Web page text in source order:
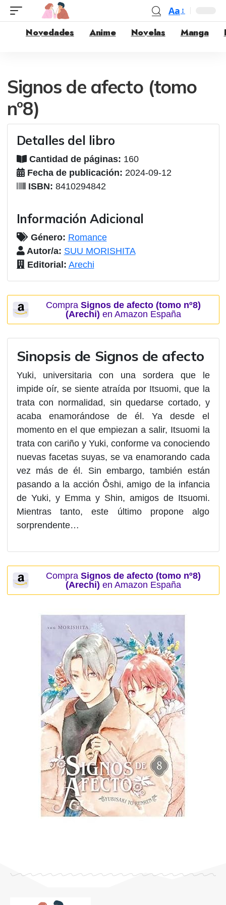
Aa
Novedades
Anime Novelas Manga
Signos de afecto (tomo
nº8)
Detalles del libro
Cantidad de páginas: 160
Fecha de publicación: 2024-09-12
ISBN: 8410294842
Información Adicional
Género: Romance
Autor/a: SUU MORISHITA
Editorial: Arechi
Compra Signos de afecto (tomo nº8)
(Arechi) en Amazon España
Sinopsis de Signos de afecto
Yuki, universitaria con una sordera que le
impide oír, se siente atraída por Itsuomi, que la
trata con normalidad, sin quedarse cortado, y
acaba enamorándose de él. Ya desde el
momento en el que empiezan a salir, Itsuomi la
trata con cariño y Yuki, conforme va conociendo
nuevas facetas suyas, se va enamorando cada
vez más de él. Sin embargo, también están
pasando a la acción Ôshi, amigo de la infancia
de Yuki, y Emma y Shin, amigos de Itsuomi.
Mientras tanto, este último propone algo
sorprendente…
Compra Signos de afecto (tomo nº8)
(Arechi) en Amazon España